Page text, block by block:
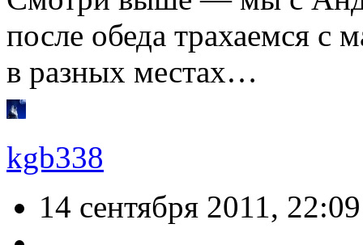
после обеда трахаемся
в разных местах…
kgb338
14 сентября 2011, 22:09